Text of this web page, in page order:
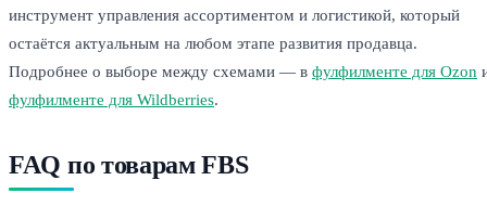
инструмент управления ассортиментом и логистикой, который
остаётся актуальным на любом этапе развития продавца.
Подробнее о выборе между схемами — в фулфилменте для Ozon
фулфилменте для Wildberries.
FAQ по товарам FBS